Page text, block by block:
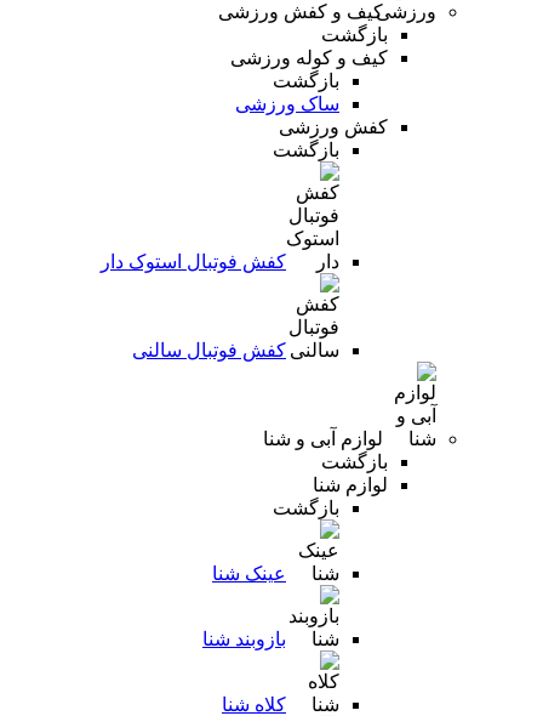
کیف و کفش ورزشی
بازگشت
کیف و کوله ورزشی
بازگشت
ساک ورزشی
کفش ورزشی
بازگشت
کفش فوتبال استوک دار
کفش فوتبال سالنی
لوازم آبی و شنا
بازگشت
لوازم شنا
بازگشت
عینک شنا
بازوبند شنا
کلاه شنا